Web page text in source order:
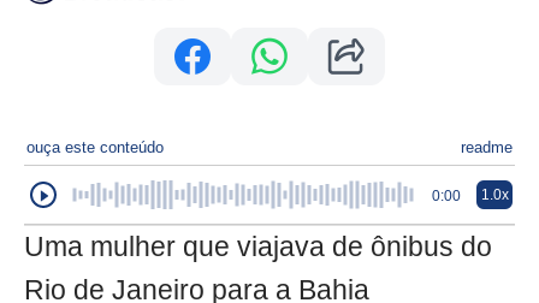
ouça este conteúdo readme
0:00 1.0x
Uma mulher que viajava de ônibus do
Rio de Janeiro para a Bahia